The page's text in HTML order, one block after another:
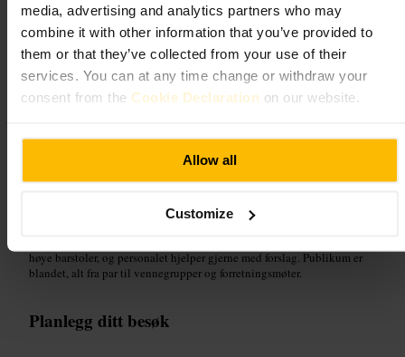
media, advertising and analytics partners who may
combine it with other information that you’ve provided to
them or that they’ve collected from your use of their
services. You can at any time change or withdraw your
consent from the Cookie Declaration on our website.
Allow all
Customize
“Urter, cocktails og en avslappet byfølelse”
Egnet for
Tett med grønne planter og treinnredning som skaper en intim
stemning. Menyen fokuserer på cocktails og klassiske barvalg, med
høye barstoler, og personalet hjelper gjerne med forslag. Publikum er
blandet, alt fra par til vennegrupper og forretningsmøter.
Planlegg ditt besøk